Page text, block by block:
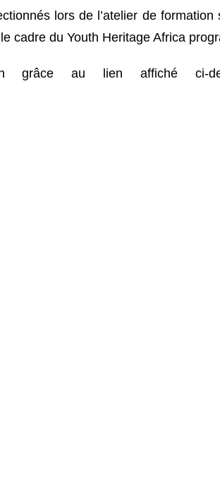
lors de l’atelier de formation
cadre du Youth Heritage Africa
grâce au lien affiché ci-